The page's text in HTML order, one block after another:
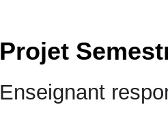
Projet
Enseignant